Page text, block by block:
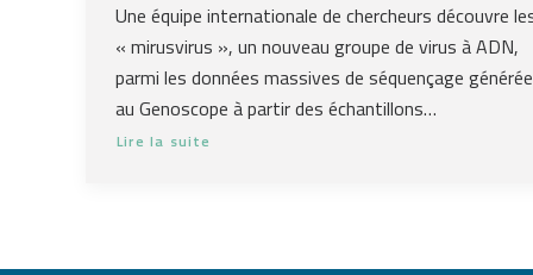
Une équipe internationale de chercheurs découvre
« mirusvirus », un nouveau groupe de virus à ADN,
parmi les données massives de séquençage
au Genoscope à partir des échantillons…
Lire la suite